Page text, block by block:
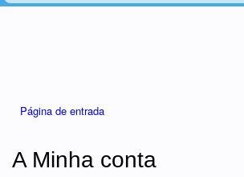
Página de entrada
A Minha conta